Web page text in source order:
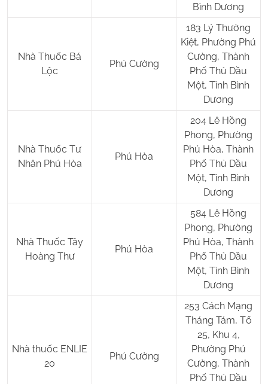
Bình Dương
Nhà Thuốc Bá
Lộc
Phú Cường
183 Lý Thường
Kiệt, Phường Phú
Cường, Thành
Phố Thủ Dầu
Một, Tỉnh Bình
Dương
Nhà Thuốc Tư
Nhân Phú Hòa
Phú Hòa
204 Lê Hồng
Phong, Phường
Phú Hòa, Thành
Phố Thủ Dầu
Một, Tỉnh Bình
Dương
Nhà Thuốc Tây
Hoàng Thư
Phú Hòa
584 Lê Hồng
Phong, Phường
Phú Hòa, Thành
Phố Thủ Dầu
Một, Tỉnh Bình
Dương
Nhà thuốc ENLIE
20
Phú Cường
253 Cách Mạng
Tháng Tám, Tổ
25, Khu 4,
Phường Phú
Cường, Thành
Phố Thủ Dầu